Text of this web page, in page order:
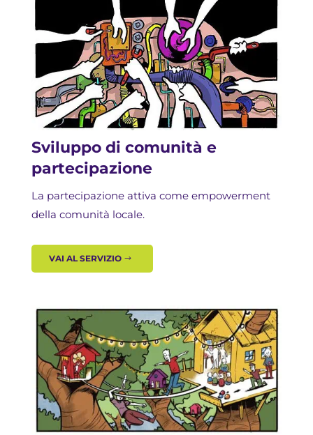
Sviluppo di comunità e
partecipazione
La partecipazione attiva come empowerment
della comunità locale.
VAI AL SERVIZIO